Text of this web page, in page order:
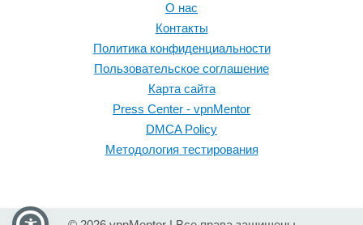
О нас
Контакты
Политика конфиденциальности
Пользовательское соглашение
Карта сайта
Press Center - vpnMentor
DMCA Policy
Методология тестирования